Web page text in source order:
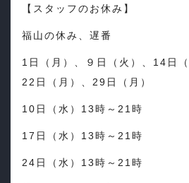
【スタッフのお休み】
福山の休み、遅番
1日（月）、９日（火）、14日
22日（月）、29日（月）
10日（水）13時～21時
17日（水）13時～21時
24日（水）13時～21時